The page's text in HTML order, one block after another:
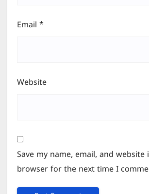
Email *
Website
Save my name, email, and website
browser for the next time I